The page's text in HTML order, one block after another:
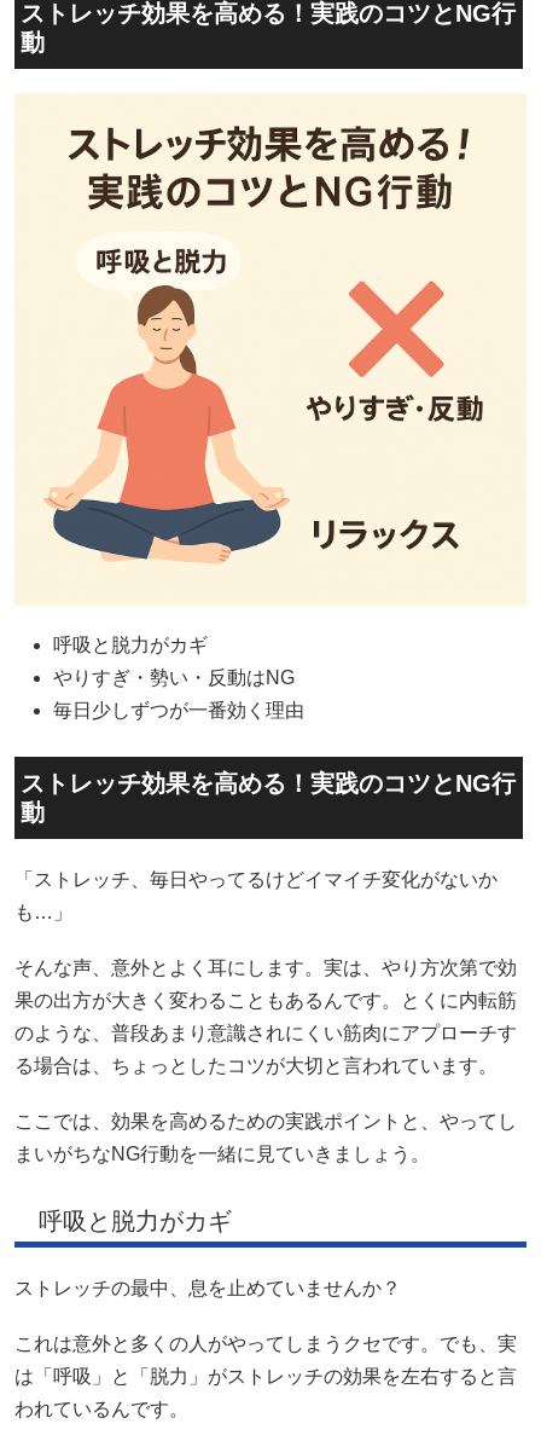
ストレッチ効果を高める！実践のコツとNG行
動
呼吸と脱力がカギ
やりすぎ・勢い・反動はNG
毎日少しずつが一番効く理由
ストレッチ効果を高める！実践のコツとNG行
動
「ストレッチ、毎日やってるけどイマイチ変化がないか
も…」
そんな声、意外とよく耳にします。実は、やり方次第で効
果の出方が大きく変わることもあるんです。とくに内転筋
のような、普段あまり意識されにくい筋肉にアプローチす
る場合は、ちょっとしたコツが大切と言われています。
ここでは、効果を高めるための実践ポイントと、やってし
まいがちなNG行動を一緒に見ていきましょう。
呼吸と脱力がカギ
ストレッチの最中、息を止めていませんか？
これは意外と多くの人がやってしまうクセです。でも、実
は「呼吸」と「脱力」がストレッチの効果を左右すると言
われているんです。